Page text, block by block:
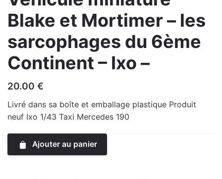
Blake et Mortimer – les
sarcophages du 6ème
Continent – Ixo –
20.00 €
Livré dans sa boîte et emballage plastique Produit
neuf Ixo 1/43 Taxi Mercedes 190
Ajouter au panier